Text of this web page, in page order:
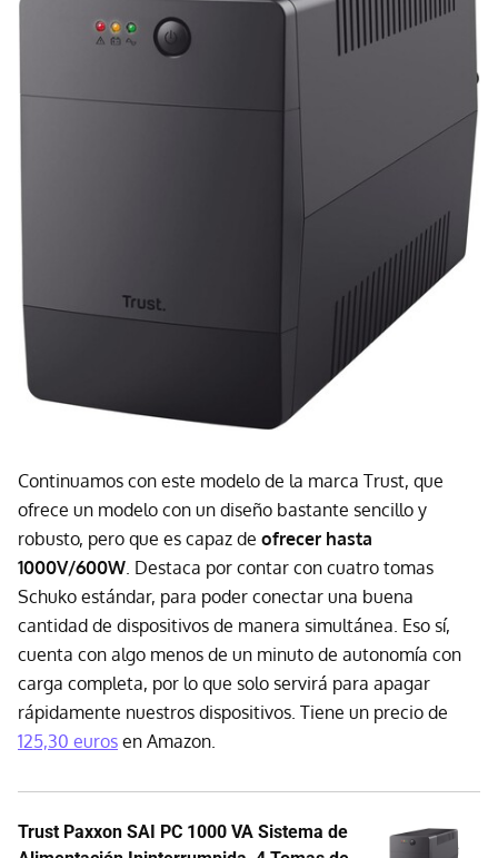
Continuamos con este modelo de la marca Trust, que
ofrece un modelo con un diseño bastante sencillo y
robusto, pero que es capaz de ofrecer hasta
1000V/600W. Destaca por contar con cuatro tomas
Schuko estándar, para poder conectar una buena
cantidad de dispositivos de manera simultánea. Eso sí,
cuenta con algo menos de un minuto de autonomía con
carga completa, por lo que solo servirá para apagar
rápidamente nuestros dispositivos. Tiene un precio de
125,30 euros en Amazon.
Trust Paxxon SAI PC 1000 VA Sistema de